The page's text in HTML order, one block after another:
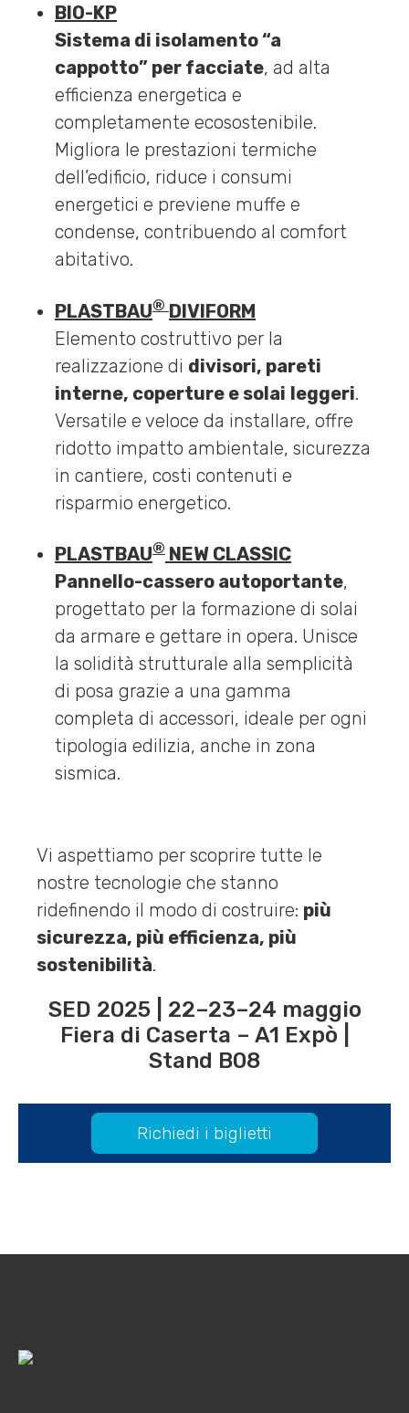
BIO-KP
Sistema di isolamento “a
cappotto” per facciate, ad alta
efficienza energetica e
completamente ecosostenibile.
Migliora le prestazioni termiche
dell’edificio, riduce i consumi
energetici e previene muffe e
condense, contribuendo al comfort
abitativo.
PLASTBAU® DIVIFORM
Elemento costruttivo per la
realizzazione di divisori, pareti
interne, coperture e solai leggeri.
Versatile e veloce da installare, offre
ridotto impatto ambientale, sicurezza
in cantiere, costi contenuti e
risparmio energetico.
PLASTBAU® NEW CLASSIC
Pannello-cassero autoportante,
progettato per la formazione di solai
da armare e gettare in opera. Unisce
la solidità strutturale alla semplicità
di posa grazie a una gamma
completa di accessori, ideale per ogni
tipologia edilizia, anche in zona
sismica.
Vi aspettiamo per scoprire tutte le
nostre tecnologie che stanno
ridefinendo il modo di costruire: più
sicurezza, più efficienza, più
sostenibilità.
SED 2025 | 22–23–24 maggio
Fiera di Caserta – A1 Expò |
Stand B08
Richiedi i biglietti